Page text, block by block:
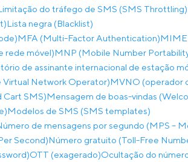
do tráfego de SMS (SMS Throttling)
Lista negra (Blacklist)
MFA (Multi-Factor Authentication)MIME
rede móvel)MNP (Mobile Number
de assinante internacional de estação
Network Operator)MVNO (operador
Cart SMS)Mensagem de boas-vindas
Modelos de SMS (SMS templates)
de mensagens por segundo (MPS –
Second)Número gratuito (Toll-Free
OTT (exagerado)Ocultação do